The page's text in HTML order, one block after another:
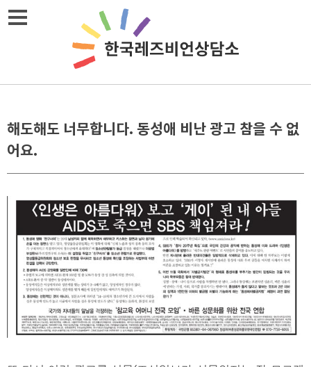
해도해도 너무합니다. 동성애 비난 광고 참을 수 없
어요.